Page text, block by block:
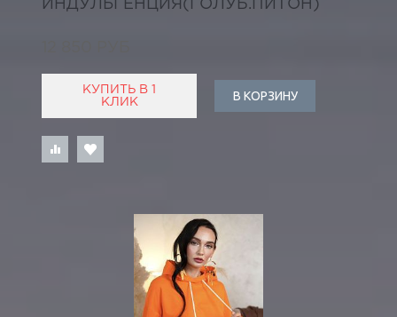
ИНДУЛЬГЕНЦИЯ(ГОЛУБ.ПИТОН)
КУПИТЬ В 1
КЛИК
В КОРЗИНУ